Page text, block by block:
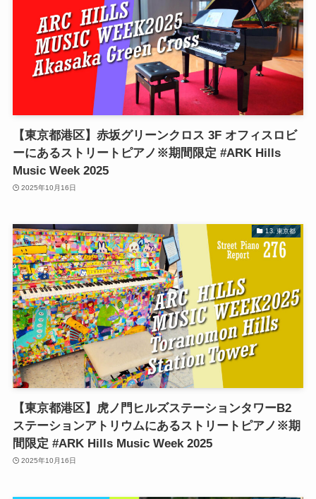
【東京都港区】赤坂グリーンクロス 3F オフィスロビ
ーにあるストリートピアノ※期間限定 #ARK Hills
Music Week 2025
2025年10月16日
13. 東京都
【東京都港区】虎ノ門ヒルズステーションタワーB2
ステーションアトリウムにあるストリートピアノ※期
間限定 #ARK Hills Music Week 2025
2025年10月16日